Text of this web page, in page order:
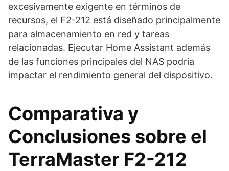
excesivamente exigente en términos de
recursos, el F2-212 está diseñado principalmente
para almacenamiento en red y tareas
relacionadas. Ejecutar Home Assistant además
de las funciones principales del NAS podría
impactar el rendimiento general del dispositivo.
Comparativa y
Conclusiones sobre el
TerraMaster F2-212